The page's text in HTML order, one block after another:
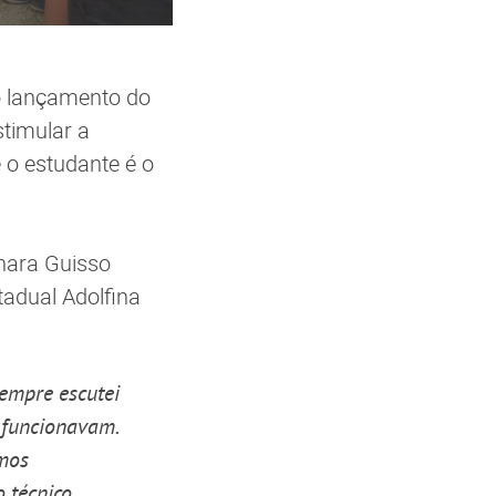
lançamento do
a
estudante é o
Guisso
Adolfina
escutei